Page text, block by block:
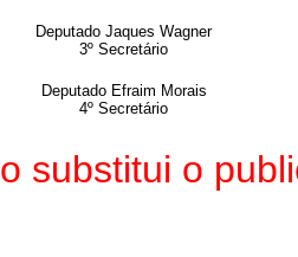
Deputado Jaques Wagner
3º Secretário
Deputado Efraim Morais
4º Secretário
substitui o